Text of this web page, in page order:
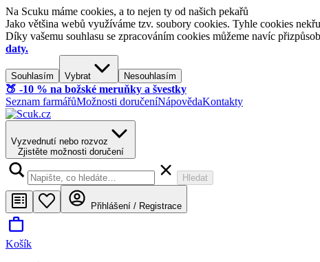
Na Scuku máme cookies, a to nejen ty od našich pekařů
Jako většina webů využíváme tzv. soubory cookies. Tyhle cookies
Díky vašemu souhlasu se zpracováním cookies můžeme navíc
daty.
Souhlasím Vybrat Nesouhlasím
🍑​ -10 % na božské meruňky a švestky
Seznam farmářůMožnosti doručeníNápovědaKontakty
Vyzvednutí nebo rozvoz
Zjistěte možnosti doručení
Hledat
Přihlášení / Registrace
Košík